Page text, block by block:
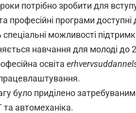
потрібно зробити для
та професійні програми доступні
спеціальні можливості
навчання для молоді до
освіта
було приділено
та автомеханіка.